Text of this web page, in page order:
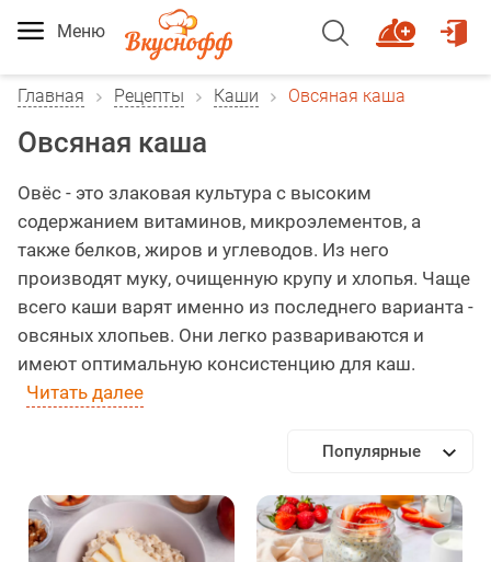
Меню
Главная Рецепты Каши Овсяная каша
Овсяная каша
Овёс - это злаковая культура с высоким
содержанием витаминов, микроэлементов, а
также белков, жиров и углеводов. Из него
производят муку, очищенную крупу и хлопья. Чаще
всего каши варят именно из последнего варианта -
овсяных хлопьев. Они легко развариваются и
имеют оптимальную консистенцию для каш.
Читать далее
Популярные